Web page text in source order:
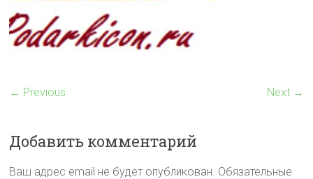
← Previous Next →
Добавить комментарий
Ваш адрес email не будет опубликован. Обязательные